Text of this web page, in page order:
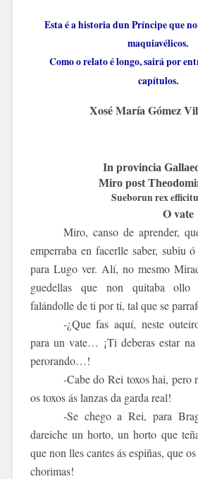
Esta é a historia dun Príncipeque
maquiavélicos.
Como o relato é longo, sairá por
capítulos.
Xosé María Gómez
In provincia
Miro post
Sueborun rex
O vate
Miro, canso de aprender,
emperraba en facerlle saber, subiu
para Lugo ver. Alí, no mesmo
guedellas que non quitaba
falándolle de ti por ti, tal que se
-¿Que fas aquí, neste
para un vate… ¡Ti deberas estar
perorando…!
-Cabe do Rei toxos hai, pero
os toxos ás lanzas da garda real!
-Se chego a Rei, para
dareiche un horto, un horto que
que non lles cantes ás espiñas, que
chorimas!